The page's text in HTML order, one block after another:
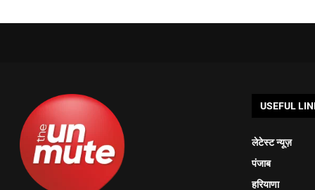
USEFUL
लेटेस्ट न्यूज़
पंजाब
हरियाणा